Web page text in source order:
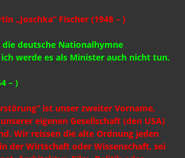
„Joschka“ Fischer (1948 – )
die deutsche Nationalhymne
werde es als Minister auch nicht tun.
– )
ist unser zweiter Vorname,
eigenen Gesellschaft (den USA)
Wir reissen die alte Ordnung jeden
der Wirtschaft oder Wissenschaft, sei